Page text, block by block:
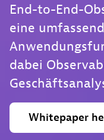
End-to-End-
eine
dabei
Whitepaper